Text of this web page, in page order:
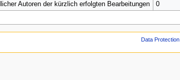
Autoren der kürzlich erfolgten Bearbeitungen
0
Data Protection